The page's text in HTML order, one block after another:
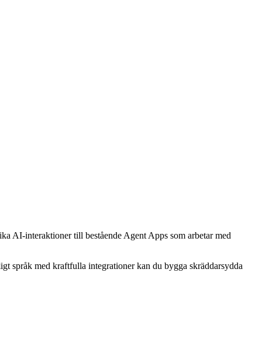
AI-interaktioner till bestående Agent Apps som arbetar med
språk med kraftfulla integrationer kan du bygga skräddarsydda